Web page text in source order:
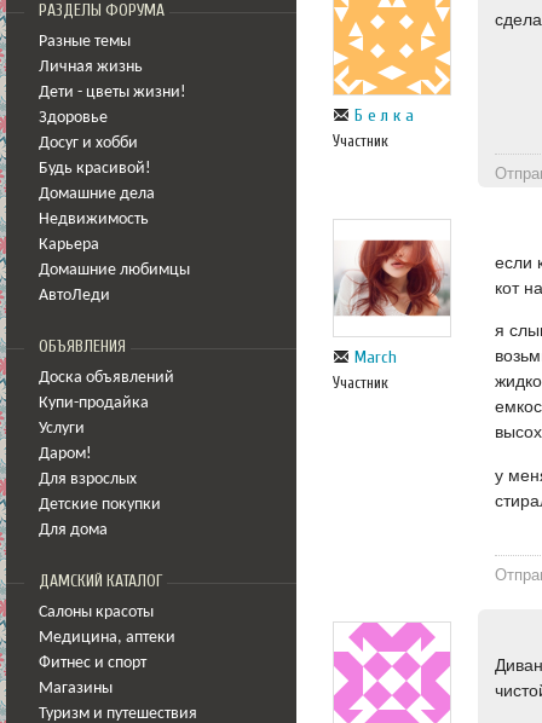
РАЗДЕЛЫ ФОРУМА
Разные темы
Личная жизнь
Дети - цветы жизни!
Здоровье
Досуг и хобби
Будь красивой!
Домашние дела
Недвижимость
Карьера
Домашние любимцы
АвтоЛеди
ОБЪЯВЛЕНИЯ
Доска объявлений
Купи-продайка
Услуги
Даром!
Для взрослых
Детские покупки
Для дома
ДАМСКИЙ КАТАЛОГ
Салоны красоты
Медицина, аптеки
Фитнес и спорт
Магазины
Туризм и путешествия
Б е л к а
Участник
March
Участник
если
кот
я
у